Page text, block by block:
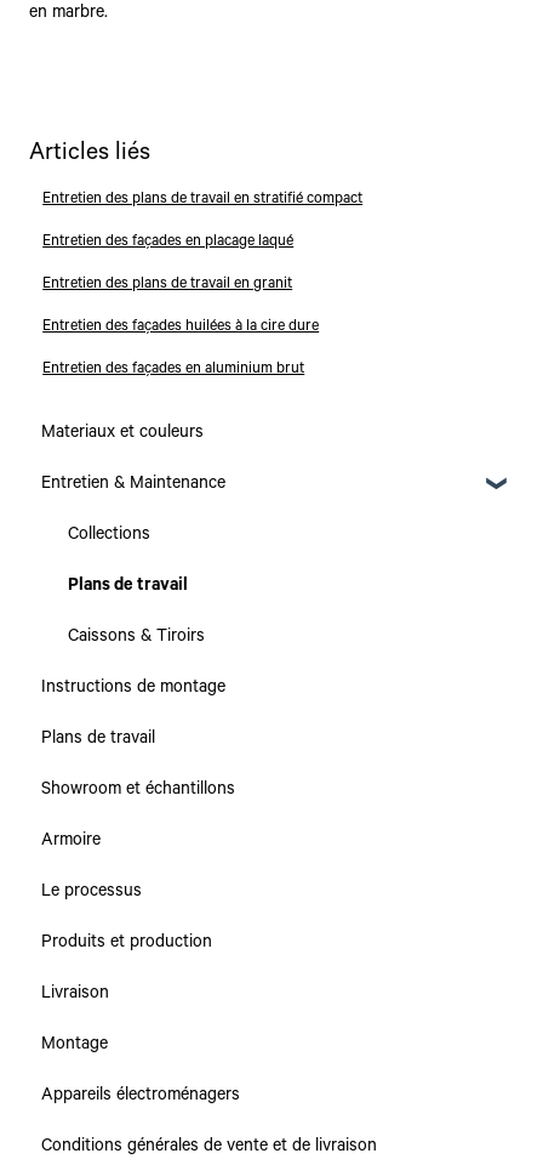
en marbre.
Articles liés
Entretien des plans de travail en stratifié compact
Entretien des façades en placage laqué
Entretien des plans de travail en granit
Entretien des façades huilées à la cire dure
Entretien des façades en aluminium brut
Materiaux et couleurs
Entretien & Maintenance
Collections
Plans de travail
Caissons & Tiroirs
Instructions de montage
Plans de travail
Showroom et échantillons
Armoire
Le processus
Produits et production
Livraison
Montage
Appareils électroménagers
Conditions générales de vente et de livraison